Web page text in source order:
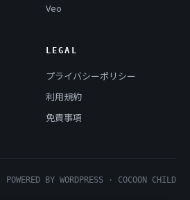
Veo
LEGAL
プライバシーポリシー
利用規約
免責事項
POWERED BY WORDPRESS · COCOON CHILD